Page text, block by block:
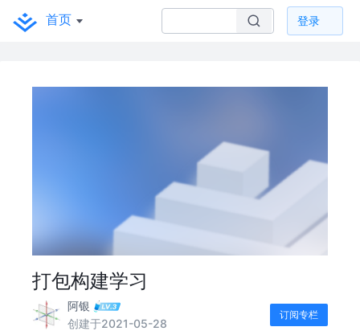
首页 登录
打包构建学习
阿银
创建于2021-05-28
订阅专栏